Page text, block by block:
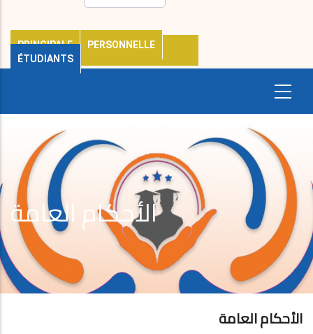
PRINCIPALE
PERSONNELLE
ÉTUDIANTS
الأحكام العامة
الأحكام العامة